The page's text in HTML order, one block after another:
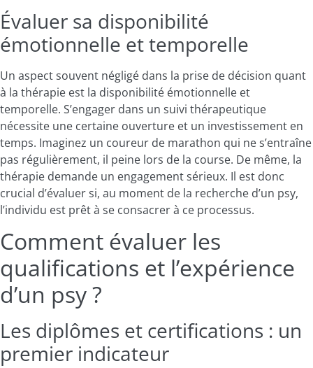
Évaluer sa disponibilité
émotionnelle et temporelle
Un aspect souvent négligé dans la prise de décision quant
à la thérapie est la disponibilité émotionnelle et
temporelle. S’engager dans un suivi thérapeutique
nécessite une certaine ouverture et un investissement en
temps. Imaginez un coureur de marathon qui ne s’entraîne
pas régulièrement, il peine lors de la course. De même, la
thérapie demande un engagement sérieux. Il est donc
crucial d’évaluer si, au moment de la recherche d’un psy,
l’individu est prêt à se consacrer à ce processus.
Comment évaluer les
qualifications et l’expérience
d’un psy ?
Les diplômes et certifications : un
premier indicateur